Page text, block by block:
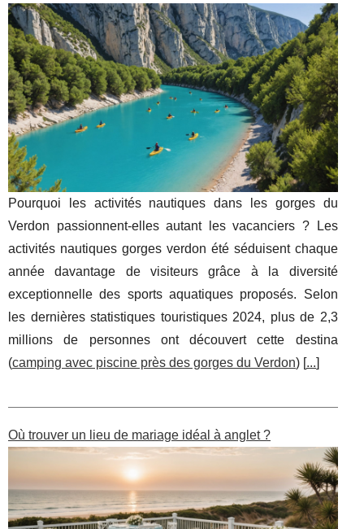
Pourquoi les activités nautiques dans les gorges du
Verdon passionnent-elles autant les vacanciers ? Les
activités nautiques gorges verdon été séduisent chaque
année davantage de visiteurs grâce à la diversité
exceptionnelle des sports aquatiques proposés. Selon
les dernières statistiques touristiques 2024, plus de 2,3
millions de personnes ont découvert cette destina
(camping avec piscine près des gorges du Verdon) [...]
Où trouver un lieu de mariage idéal à anglet ?